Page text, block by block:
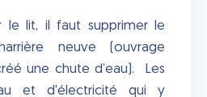
le lit, il faut supprimer le
neuve (ouvrage
une chute d’eau). Les
et d'électricité qui y